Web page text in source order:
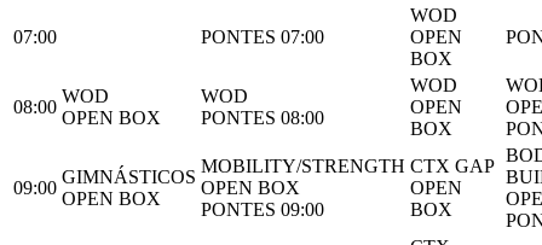
07:00 PONTES 07:00
WOD
OPEN
BOX
08:00
WOD
OPEN BOX
WOD
PONTES 08:00
WOD
OPEN
BOX
09:00
GIMNÁSTICOS
OPEN BOX
MOBILITY/STRENGTH
OPEN BOX
PONTES 09:00
CTX GAP
OPEN
BOX